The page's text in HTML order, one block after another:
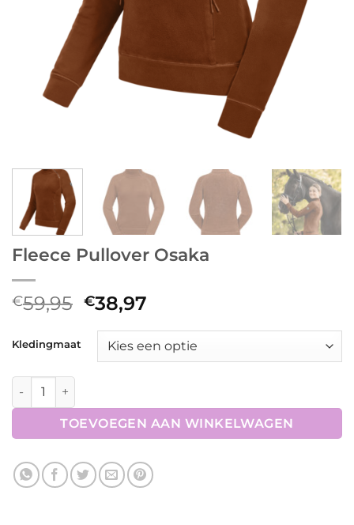
Fleece Pullover Osaka
€59,95 Oorspronkelijke
was:
€59,95.
€38,97
is:
€38,97.
Kledingmaat
Fleece Pullover Osaka aantal
TOEVOEGEN AAN WINKELWAGEN